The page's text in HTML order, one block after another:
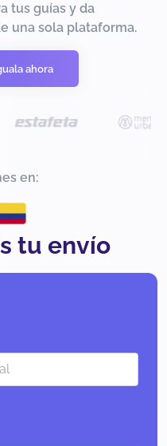
tus guías y da
una sola plataforma.
ahora
en:
tu envío